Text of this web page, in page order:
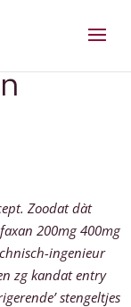
Zoodat dàt
200mg 400mg
ingenieur
zg kandat entry
stengeltjes